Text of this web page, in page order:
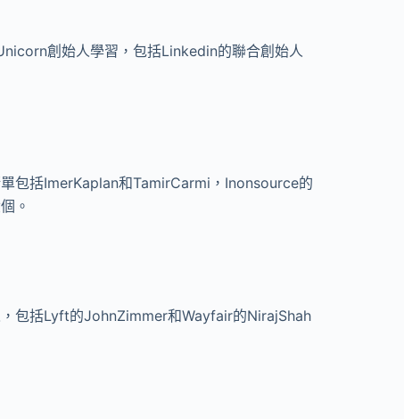
創始人學習，包括Linkedin的聯合創始人
包括ImerKaplan和TamirCarmi，Inonsource的
。
包括Lyft的JohnZimmer和Wayfair的NirajShah